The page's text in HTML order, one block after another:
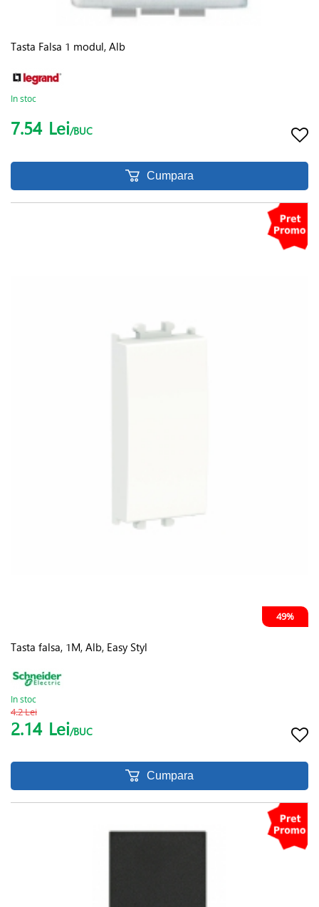
Tasta Falsa 1 modul, Alb
In stoc
7.54 Lei/BUC
Cumpara
49%
Tasta falsa, 1M, Alb, Easy Styl
In stoc
4.2 Lei
2.14 Lei/BUC
Cumpara